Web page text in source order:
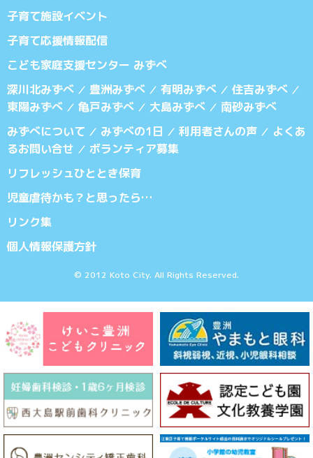
子育て施設イベント
子育て応援情報配信
こども家庭支援センター みずべ
深川北みずべ ／ 豊洲みずべ ／ 有明みずべ ／ 住吉みずべ ／
東陽みずべ ／ 亀戸みずべ ／ 大島みずべ ／ 南砂みずべ
みずべについて ／ みずべの1日 ／ 利用者さんの声 ／ よくあ
るお問い合せ ／ ボランティア募集
リフレッシュひととき保育
児童虐待かも？と思ったら…
リンク集
個人情報保護方針
© 2012 Koto City. All Rights Reserved.